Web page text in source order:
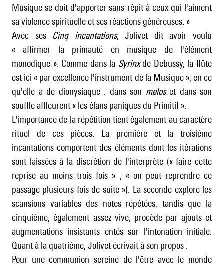
Musique se doit d'apporter sans répit à ceux qui l'aiment
sa violence spirituelle et ses réactions généreuses. »
Avec ses Cinq incantations, Jolivet dit avoir voulu
« affirmer la primauté en musique de l'élément
monodique ». Comme dans la Syrinxde Debussy, la flûte
est ici « par excellence l'instrument de la Musique », en ce
qu'elle a de dionysiaque : dans son meloset dans son
souffle affleurent « les élans paniques du Primitif ».
L'importance de la répétition tient également au caractère
rituel de ces pièces. La première et la troisième
incantations comportent des éléments dont les itérations
sont laissées à la discrétion de l'interprète (« faire cette
reprise au moins trois fois » ; « on peut reprendre ce
passage plusieurs fois de suite »). La seconde explore les
scansions variables des notes répétées, tandis que la
cinquième, également assez vive, procède par ajouts et
augmentations insistants entés sur l'intonation initiale.
Quant à la quatrième, Jolivet écrivait à son propos :
Pour une communion sereine de l'être avec le monde